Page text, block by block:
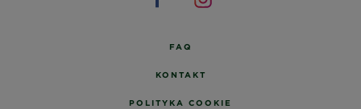
FAQ
KONTAKT
POLITYKA COOKIE